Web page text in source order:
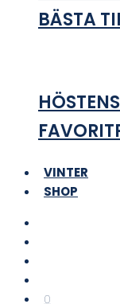
BÄSTA
VINTER
SHOP
0